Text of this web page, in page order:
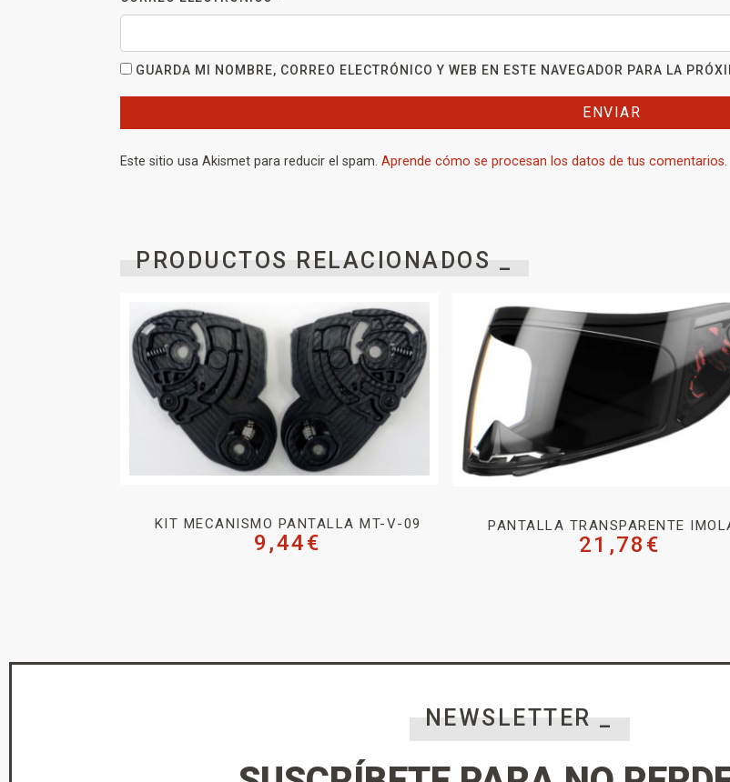
GUARDA MI NOMBRE, CORREO ELECTRÓNICO Y WEB EN ESTE NAVEGADOR PARA LA
Este sitio usa Akismet para reducir el spam. Aprende cómo se procesan los datos de tus comentarios.
PRODUCTOS RELACIONADOS _
KIT MECANISMO PANTALLA MT-V-09
9,44€
PANTALLA TRANSPARENTE
21,78 €
NEWSLETTER _